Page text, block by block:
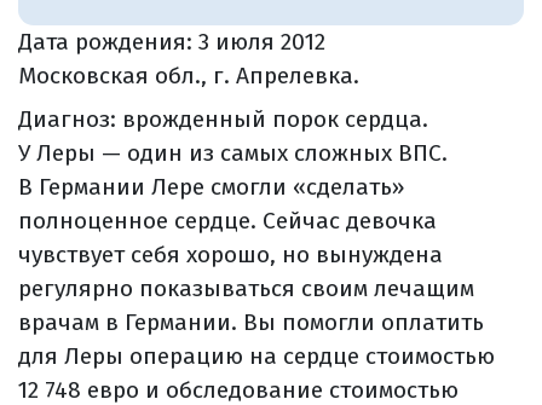
Дата рождения: 3 июля 2012
Московская обл., г. Апрелевка.
Диагноз: врожденный порок сердца.
У Леры — один из самых сложных ВПС.
В Германии Лере смогли «сделать»
полноценное сердце. Сейчас девочка
чувствует себя хорошо, но вынуждена
регулярно показываться своим лечащим
врачам в Германии. Вы помогли оплатить
для Леры операцию на сердце стоимостью
12 748 евро и обследование стоимостью